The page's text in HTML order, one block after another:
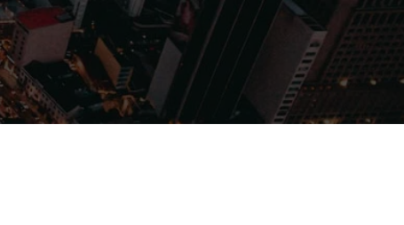
Filmes Séries Música Gênero